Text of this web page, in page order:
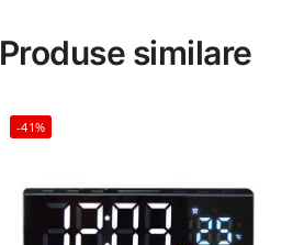
Produse similare
-41%